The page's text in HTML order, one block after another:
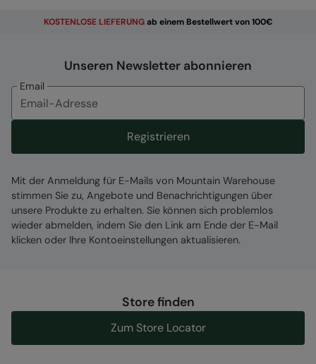
KOSTENLOSE LIEFERUNGab einem Bestellwert von 100€
Unseren Newsletter abonnieren
Email
Registrieren
Mit der Anmeldung für E-Mails von Mountain Warehouse
stimmen Sie zu, Angebote und Benachrichtigungen über
unsere Produkte zu erhalten. Sie können sich problemlos
wieder abmelden, indem Sie den Link am Ende der E-Mail
klicken oder Ihre Kontoeinstellungen aktualisieren.
Store finden
Zum Store Locator